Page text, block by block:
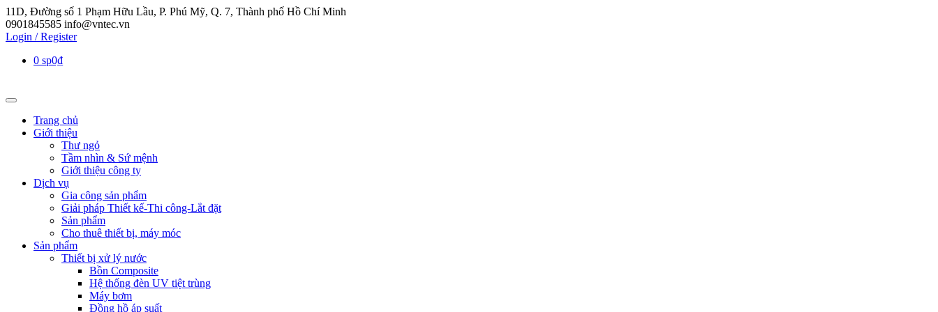
11D, Đường số 1 Phạm Hữu Lầu, P. Phú Mỹ, Q. 7, Thành phố Hồ Chí Minh
0901845585 info@vntec.vn
Login / Register
0 sp0₫
Trang chủ
Giới thiệu
Thư ngỏ
Tầm nhìn & Sứ mệnh
Giới thiệu công ty
Dịch vụ
Gia công sản phẩm
Giải pháp Thiết kế-Thi công-Lắt đặt
Sản phẩm
Cho thuê thiết bị, máy móc
Sản phẩm
Thiết bị xử lý nước
Bồn Composite
Hệ thống đèn UV tiệt trùng
Máy bơm
Đồng hồ áp suất